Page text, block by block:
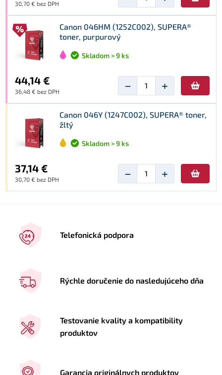
30,70 € bez DPH
Canon 046HM (1252C002), SUPERA®
toner, purpurový
Skladom > 9 ks
44,14 €
36,48 € bez DPH − +
Canon 046Y (1247C002), SUPERA® toner,
žltý
Skladom > 9 ks
37,14 €
30,70 € bez DPH − +
Telefonická podpora
Rýchle doručenie do nasledujúceho dňa
Testovanie kvality a kompatibility
produktov
Garancia originálnych produktov